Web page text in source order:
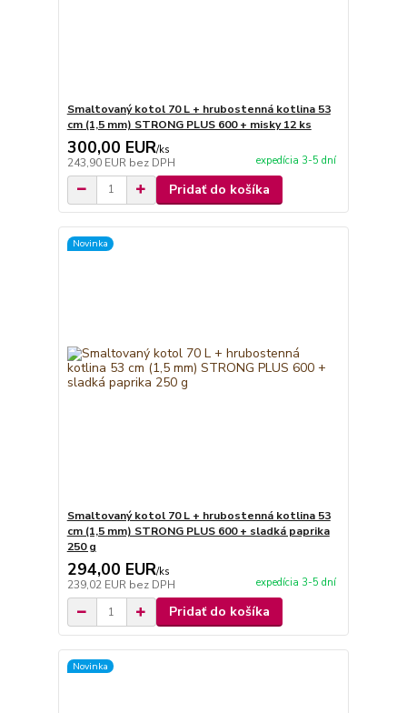
Smaltovaný kotol 70 L + hrubostenná kotlina 53
cm (1,5 mm) STRONG PLUS 600 + misky 12 ks
300,00 EUR/ks
243,90 EUR bez DPH expedícia 3-5 dní
Pridať do košíka
Novinka
Smaltovaný kotol 70 L + hrubostenná kotlina 53
cm (1,5 mm) STRONG PLUS 600 + sladká paprika
250 g
294,00 EUR/ks
239,02 EUR bez DPH expedícia 3-5 dní
Pridať do košíka
Novinka